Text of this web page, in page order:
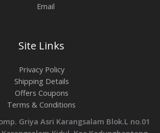
Email
Site Links
Privacy Policy
Shipping Details
Offers Coupons
Terms & Conditions
Griya Asri Karangsalam Blok.L no.01